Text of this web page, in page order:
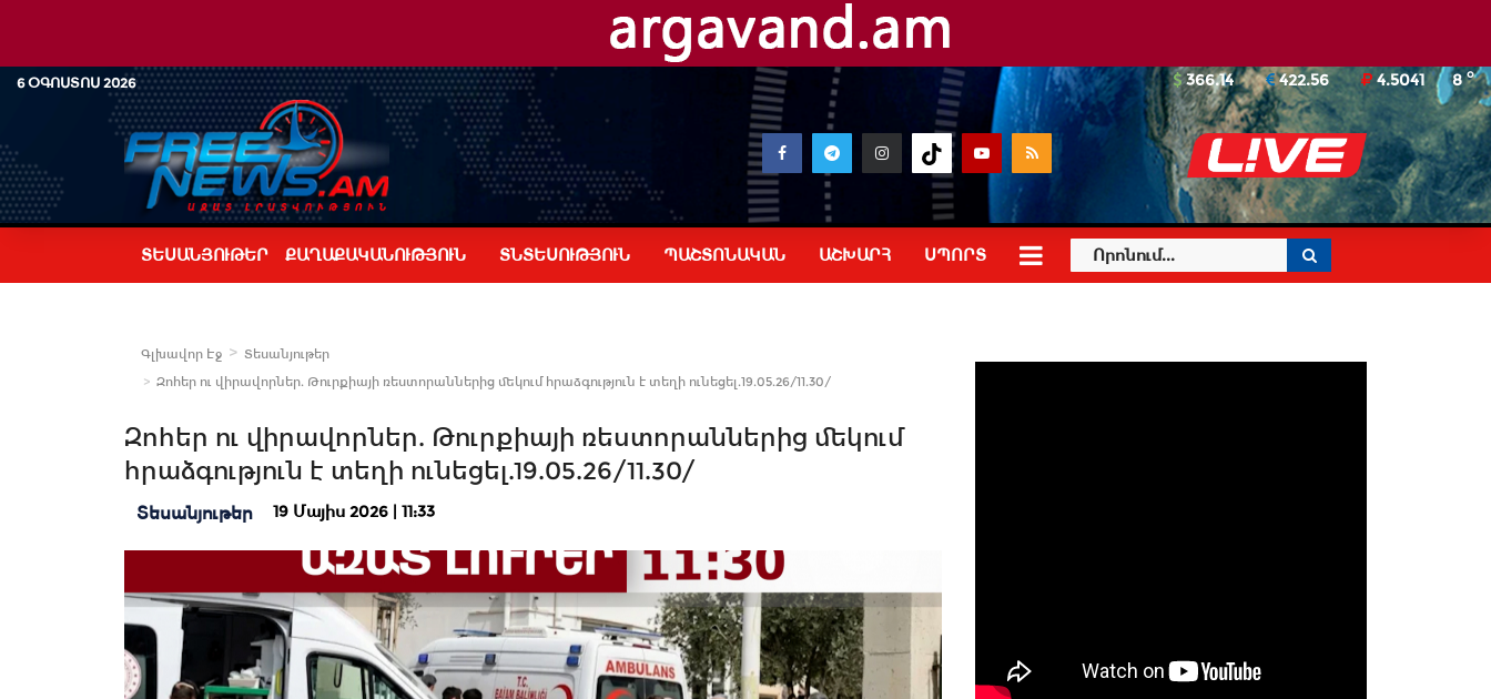
6 ՕԳՈՍՏՈՍ 2026 8o
366.14 422.56 4.5041
ՏԵՍԱՆՅՈՒԹԵՐ ՔԱՂԱՔԱԿԱՆՈՒԹՅՈՒՆ ՏՆՏԵՍՈՒԹՅՈՒՆ ՊԱՇՏՈՆԱԿԱՆ ԱՇԽԱՐՀ ՍՊՈՐՏ
Գլխավոր Էջ
Տեսանյութեր
Զոհեր ու վիրավորներ. Թուրքիայի ռեստորաններից մեկում հրաձգություն է տեղի ունեցել.19.05.26/11.30/
Զոհեր ու վիրավորներ. Թուրքիայի ռեստորաններից մեկում
հրաձգություն է տեղի ունեցել.19.05.26/11.30/
Տեսանյութեր 19 Մայիս 2026 | 11:33